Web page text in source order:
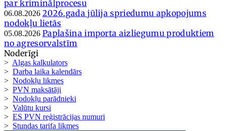
par kriminālprocesu
06.08.2026 2026.gada jūlija spriedumu apkopojums
nodokļu lietās
05.08.2026 Paplašina importa aizliegumu produktiem
no agresorvalstīm
Noderīgi
> Algas kalkulators
> Darba laika kalendārs
> Nodokļu likmes
> PVN maksātāji
> Nodokļu parādnieki
> Valūtu kursi
> ES PVN reģistrācijas numuri
> Stundas tarifa likmes